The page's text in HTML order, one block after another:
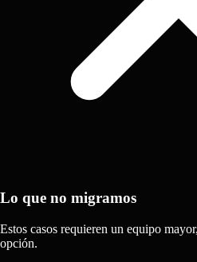
Lo que no migramos
Estos casos requieren un equipo
opción.